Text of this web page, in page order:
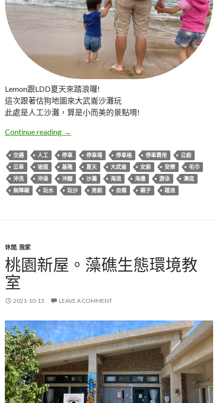
Lemon跟LDD夏天來踏浪囉!
這次跟著估狗地圖來大武崙沙灘玩
此處是人工沙灘，算是小而美的景點唷!
Continue reading 基隆安樂。大武崙澳底沙灘
→
交通 人工 停車 停車場 停車格 停車費用
公廁
公車
坡道 基隆 夏天 大武崙 女廁 安樂
毛巾
沖洗
沖澡 沖腳 沙灘 海浪 海邊 游泳
澳底
無障礙
玩水 玩沙 男廁 自備 親子 踏浪
休閒, 我家
桃園新屋。藻礁生態環境教
室
2021-10-13 LEAVE A COMMENT